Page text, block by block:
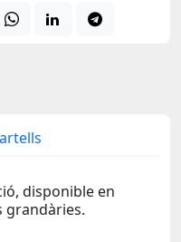
disponible en
grandàries.